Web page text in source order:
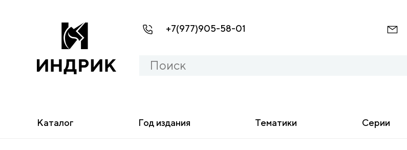
+7(977)905-58-01
Каталог Год издания Тематики Серии